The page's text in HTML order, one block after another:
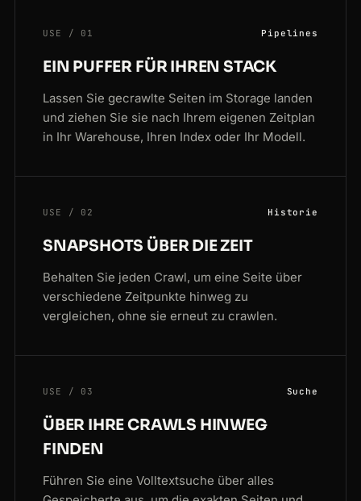
USE / 01 Pipelines
EIN PUFFER FÜR IHREN STACK
Lassen Sie gecrawlte Seiten im Storage landen
und ziehen Sie sie nach Ihrem eigenen Zeitplan
in Ihr Warehouse, Ihren Index oder Ihr Modell.
USE / 02 Historie
SNAPSHOTS ÜBER DIE ZEIT
Behalten Sie jeden Crawl, um eine Seite über
verschiedene Zeitpunkte hinweg zu
vergleichen, ohne sie erneut zu crawlen.
USE / 03 Suche
ÜBER IHRE CRAWLS HINWEG
FINDEN
Führen Sie eine Volltextsuche über alles